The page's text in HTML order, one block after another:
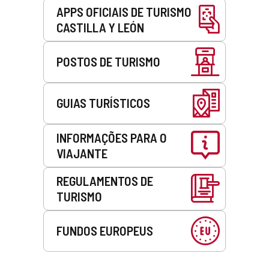
APPS OFICIAIS DE TURISMO
CASTILLA Y LEÓN
POSTOS DE TURISMO
GUIAS TURÍSTICOS
INFORMAÇÕES PARA O
VIAJANTE
REGULAMENTOS DE
TURISMO
FUNDOS EUROPEUS